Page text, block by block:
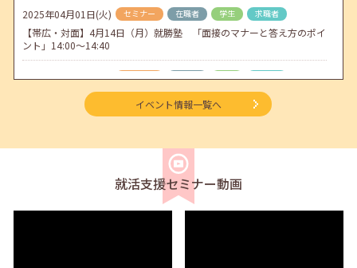
2025年04月01日(火) セミナー 在職者 学生 求職者
【帯広・対面】4月14日（月）就勝塾 「面接のマナーと答え方のポイ
ント」14:00～14:40
2025年04月01日(火) セミナー 在職者 学生 求職者
【北見・対面】4月15日（火）就勝塾 「職業興味検査」 13:30～
【札幌・対面】4月15日（火）面接力UP！本番で役立つ面接練習
在職者
イベント情報一覧へ
就活支援セミナー動画